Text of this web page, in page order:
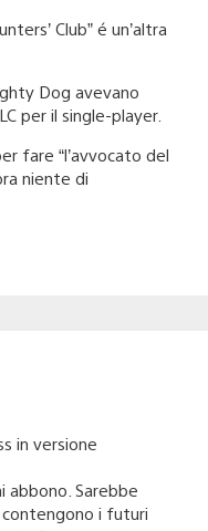
Club” é un’altra
Dog avevano
per il single-player.
fare “l’avvocato del
niente di
in versione
abbono. Sarebbe
i futuri